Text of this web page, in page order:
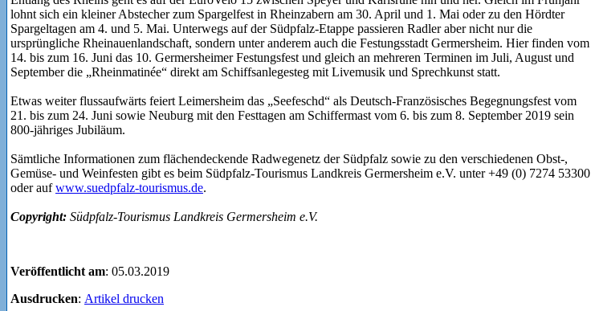
lohnt sich ein kleiner Abstecher zum Spargelfest in Rheinzabern am 30. April und 1. Mai oder zu den Hördter
Spargeltagen am 4. und 5. Mai. Unterwegs auf der Südpfalz-Etappe passieren Radler aber nicht nur die
ursprüngliche Rheinauenlandschaft, sondern unter anderem auch die Festungsstadt Germersheim. Hier finden vom
14. bis zum 16. Juni das 10. Germersheimer Festungsfest und gleich an mehreren Terminen im Juli, August und
September die „Rheinmatinée“ direkt am Schiffsanlegesteg mit Livemusik und Sprechkunst statt.
Etwas weiter flussaufwärts feiert Leimersheim das „Seefeschd“ als Deutsch-Französisches Begegnungsfest vom
21. bis zum 24. Juni sowie Neuburg mit den Festtagen am Schiffermast vom 6. bis zum 8. September 2019 sein
800-jähriges Jubiläum.
Sämtliche Informationen zum flächendeckende Radwegenetz der Südpfalz sowie zu den verschiedenen Obst-,
Gemüse- und Weinfesten gibt es beim Südpfalz-Tourismus Landkreis Germersheim e.V. unter +49 (0) 7274 53300
oder aufwww.suedpfalz-tourismus.de.
Copyright: Südpfalz-Tourismus Landkreis Germersheim e.V.
Veröffentlicht am: 05.03.2019
Ausdrucken: Artikel drucken